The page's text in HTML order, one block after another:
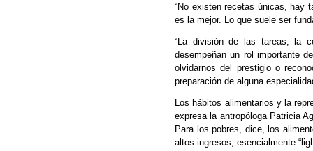
“No existen recetas únicas, hay
es la mejor. Lo que suele ser
“La división de las tareas, la
desempeñan un rol importante
olvidarnos del prestigio o
preparación de alguna
Los hábitos alimentarios y la
expresa la antropóloga Patricia
Para los pobres, dice, los
altos ingresos, esencialmente